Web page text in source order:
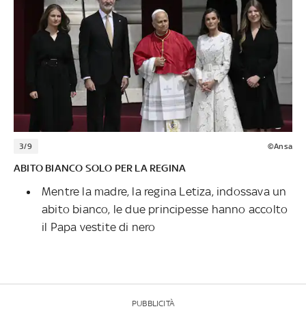
3/9 ©Ansa
ABITO BIANCO SOLO PER LA REGINA
Mentre la madre, la regina Letiza, indossava un
abito bianco, le due principesse hanno accolto
il Papa vestite di nero
PUBBLICITÀ